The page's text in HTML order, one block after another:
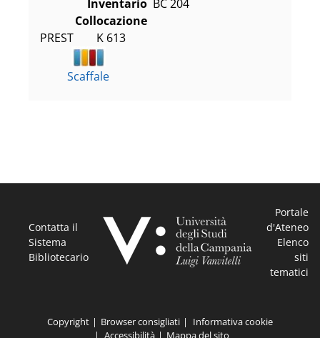
Inventario BC 204
Collocazione
PREST        K 613
Scaffale
Contatta il
Sistema
Bibliotecario
Portale
d'Ateneo
Elenco
siti
tematici
Copyright Browser consigliati
Informativa cookie
Accessibilità
Mappa del sito